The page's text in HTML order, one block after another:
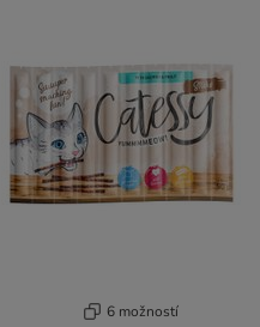
6 možností